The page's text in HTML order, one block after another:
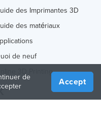
des Imprimantes 3D
des matériaux
de neuf
3D Printing
de
Accept